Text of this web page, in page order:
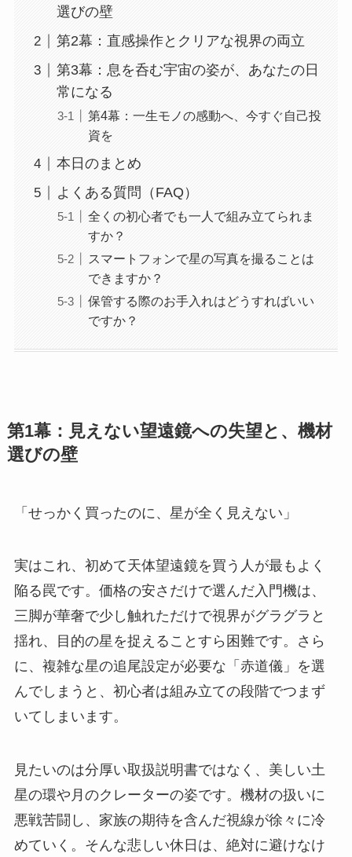
選びの壁
第2幕：直感操作とクリアな視界の両立
第3幕：息を呑む宇宙の姿が、あなたの日
常になる
第4幕：一生モノの感動へ、今すぐ自己投
資を
本日のまとめ
よくある質問（FAQ）
全くの初心者でも一人で組み立てられま
すか？
スマートフォンで星の写真を撮ることは
できますか？
保管する際のお手入れはどうすればいい
ですか？
第1幕：見えない望遠鏡への失望と、機材
選びの壁
「せっかく買ったのに、星が全く見えない」
実はこれ、初めて天体望遠鏡を買う人が最もよく
陥る罠です。価格の安さだけで選んだ入門機は、
三脚が華奢で少し触れただけで視界がグラグラと
揺れ、目的の星を捉えることすら困難です。さら
に、複雑な星の追尾設定が必要な「赤道儀」を選
んでしまうと、初心者は組み立ての段階でつまず
いてしまいます。
見たいのは分厚い取扱説明書ではなく、美しい土
星の環や月のクレーターの姿です。機材の扱いに
悪戦苦闘し、家族の期待を含んだ視線が徐々に冷
めていく。そんな悲しい休日は、絶対に避けなけ